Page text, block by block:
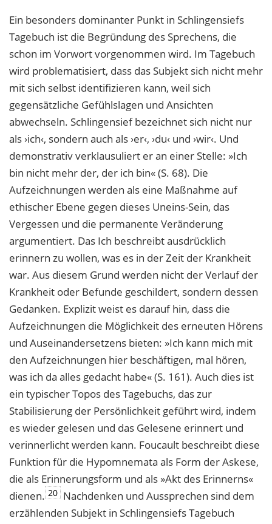
Ein besonders dominanter Punkt in Schlingensiefs
Tagebuch ist die Begründung des Sprechens, die
schon im Vorwort vorgenommen wird. Im Tagebuch
wird problematisiert, dass das Subjekt sich nicht mehr
mit sich selbst identifizieren kann, weil sich
gegensätzliche Gefühlslagen und Ansichten
abwechseln. Schlingensief bezeichnet sich nicht nur
als ›ich‹, sondern auch als ›er‹, ›du‹ und ›wir‹. Und
demonstrativ verklausuliert er an einer Stelle: »Ich
bin nicht mehr der, der ich bin« (S. 68). Die
Aufzeichnungen werden als eine Maßnahme auf
ethischer Ebene gegen dieses Uneins-Sein, das
Vergessen und die permanente Veränderung
argumentiert. Das Ich beschreibt ausdrücklich
erinnern zu wollen, was es in der Zeit der Krankheit
war. Aus diesem Grund werden nicht der Verlauf der
Krankheit oder Befunde geschildert, sondern dessen
Gedanken. Explizit weist es darauf hin, dass die
Aufzeichnungen die Möglichkeit des erneuten Hörens
und Auseinandersetzens bieten: »Ich kann mich mit
den Aufzeichnungen hier beschäftigen, mal hören,
was ich da alles gedacht habe« (S. 161). Auch dies ist
ein typischer Topos des Tagebuchs, das zur
Stabilisierung der Persönlichkeit geführt wird, indem
es wieder gelesen und das Gelesene erinnert und
verinnerlicht werden kann. Foucault beschreibt diese
Funktion für die Hypomnemata als Form der Askese,
die als Erinnerungsform und als »Akt des Erinnerns«
dienen. 20 Nachdenken und Aussprechen sind dem
erzählenden Subjekt in Schlingensiefs Tagebuch